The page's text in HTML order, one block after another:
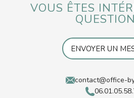
VOUS ÊTES
ENVOYER UN
contact@office-